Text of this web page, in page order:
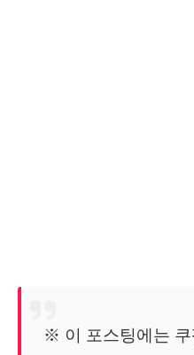
※ 이 포스팅에는